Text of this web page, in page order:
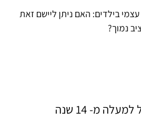
עצמי בילדים: האם ניתן ליישם זאת
נמוך?
מ- 14 שנה